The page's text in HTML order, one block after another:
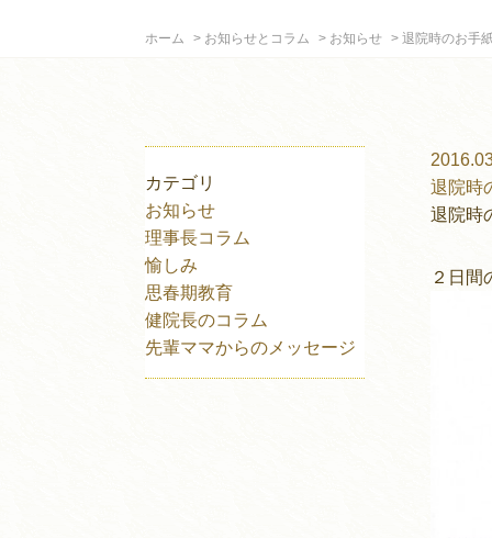
ホーム お知らせとコラム お知らせ 退院時のお手
カテゴリ
お知らせ
理事長コラム
愉しみ
思春期教育
健院長のコラム
先輩ママからのメッセージ
退院時
退院時
２日間